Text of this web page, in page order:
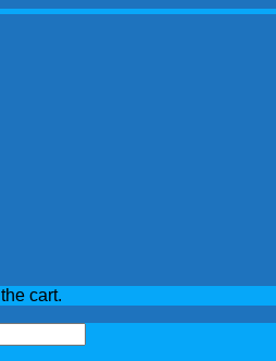
cart.